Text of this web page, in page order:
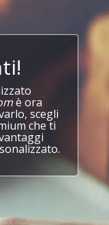
è ora
scegli
che ti